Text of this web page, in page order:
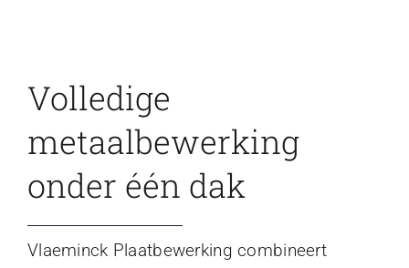
Volledige
metaalbewerking
onder één dak
Vlaeminck Plaatbewerking combineert